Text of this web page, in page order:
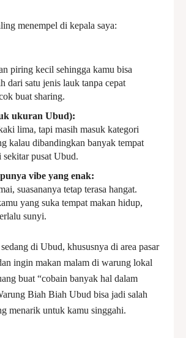
menempel di kepala saya:
piring kecil sehingga kamu bisa
dari satu jenis lauk tanpa cepat
buat sharing.
ukuran Ubud):
lima, tapi masih masuk kategori
kalau dibandingkan banyak tempat
sekitar pusat Ubud.
vibe yang enak:
suasananya tetap terasa hangat.
yang suka tempat makan hidup,
sunyi.
di Ubud, khususnya di area pasar
ingin makan malam di warung lokal
buat “cobain banyak hal dalam
Biah Biah Ubud bisa jadi salah
menarik untuk kamu singgahi.